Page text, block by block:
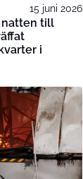
15 juni 2026
natten till
i